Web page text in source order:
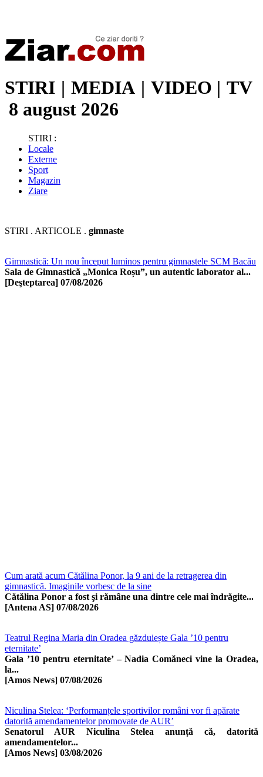
STIRI | MEDIA | VIDEO | TV
8 august 2026
STIRI :
Locale
Externe
Sport
Magazin
Ziare
STIRI . ARTICOLE . gimnaste
Gimnastică: Un nou început luminos pentru gimnastele SCM Bacău
Sala de Gimnastică „Monica Roșu”, un autentic laborator al...
[Deşteptarea] 07/08/2026
Cum arată acum Cătălina Ponor, la 9 ani de la retragerea din
gimnastică. Imaginile vorbesc de la sine
Cătălina Ponor a fost şi rămâne una dintre cele mai îndrăgite...
[Antena AS] 07/08/2026
Teatrul Regina Maria din Oradea găzduiește Gala ’10 pentru
eternitate’
Gala ’10 pentru eternitate’ – Nadia Comăneci vine la Oradea,
la...
[Amos News] 07/08/2026
Niculina Stelea: ‘Performanțele sportivilor români vor fi apărate
datorită amendamentelor promovate de AUR’
Senatorul AUR Niculina Stelea anunță că, datorită
amendamentelor...
[Amos News] 03/08/2026